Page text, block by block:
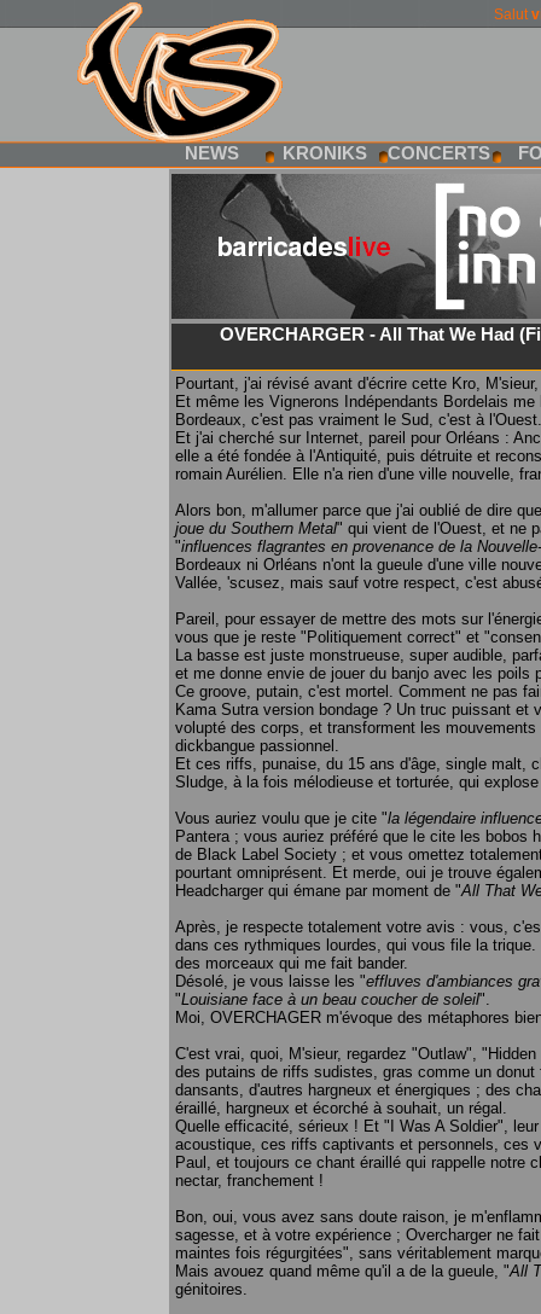
NEWS KRONIKS CONCERTS
Salut
OVERCHARGER - All That We Had
Pourtant, j'ai révisé avant d'écrire cette Kro,
Et même les Vignerons Indépendants Bordelais me
Bordeaux, c'est pas vraiment le Sud, c'est à l'Ouest.
Et j'ai cherché sur Internet, pareil pour Orléans :
elle a été fondée à l'Antiquité, puis détruite et
romain Aurélien. Elle n'a rien d'une ville nouvelle,
Alors bon, m'allumer parce que j'ai oublié de dire
joue du Southern Metal" qui vient de l'Ouest, et ne
"influences flagrantes en provenance de la
Bordeaux ni Orléans n'ont la gueule d'une ville
Vallée, 'scusez, mais sauf votre respect, c'est
Pareil, pour essayer de mettre des mots sur
vous que je reste "Politiquement correct" et
La basse est juste monstrueuse, super audible,
et me donne envie de jouer du banjo avec les poils
Ce groove, putain, c'est mortel. Comment ne pas
Kama Sutra version bondage ? Un truc puissant
volupté des corps, et transforment les
dickbangue passionnel.
Et ces riffs, punaise, du 15 ans d'âge, single malt,
Sludge, à la fois mélodieuse et torturée, qui
Vous auriez voulu que je cite "la légendaire
Pantera ; vous auriez préféré que le cite les bobos
de Black Label Society ; et vous omettez
pourtant omniprésent. Et merde, oui je trouve
Headcharger qui émane par moment de "All That
Après, je respecte totalement votre avis : vous,
dans ces rythmiques lourdes, qui vous file la
des morceaux qui me fait bander.
Désolé, je vous laisse les "effluves d'ambiances
"Louisiane face à un beau coucher de soleil".
Moi, OVERCHAGER m'évoque des métaphores
C'est vrai, quoi, M'sieur, regardez "Outlaw",
des putains de riffs sudistes, gras comme un
dansants, d'autres hargneux et énergiques ; des
éraillé, hargneux et écorché à souhait, un régal.
Quelle efficacité, sérieux ! Et "I Was A Soldier",
acoustique, ces riffs captivants et personnels, ces
Paul, et toujours ce chant éraillé qui rappelle notre
nectar, franchement !
Bon, oui, vous avez sans doute raison, je
sagesse, et à votre expérience ; Overcharger ne
maintes fois régurgitées", sans véritablement
Mais avouez quand même qu'il a de la gueule, "All
génitoires.